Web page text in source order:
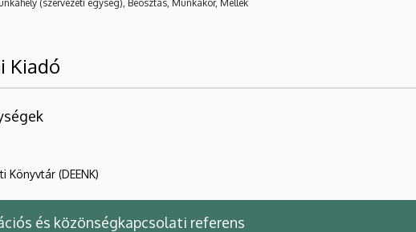
(szervezeti egység), Beosztás, Munkakör, Mellék
Kiadó
Könyvtár (DEENK)
és közönségkapcsolati referens